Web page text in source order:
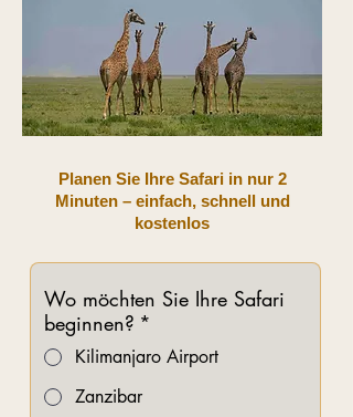
Planen Sie Ihre Safari in nur 2
Minuten – einfach, schnell und
kostenlos
Wo möchten Sie Ihre Safari
beginnen? *
Kilimanjaro Airport
Zanzibar